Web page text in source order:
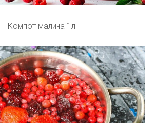
Компот малина 1л